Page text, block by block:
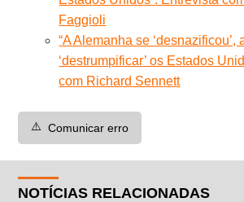
Faggioli
“A Alemanha se ‘desnazificou’,
‘destrumpificar’ os Estados
com Richard Sennett
⚠️ Comunicar erro
NOTÍCIAS RELACIONADAS